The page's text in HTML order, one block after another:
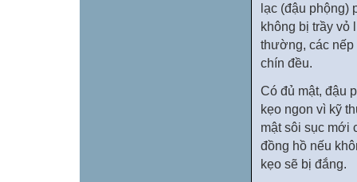
lạc (đậu phộng)
không bị trầy vỏ
thường, các
chín đều.
Có đủ mật, đậu
kẹo ngon vì kỹ
mật sôi sục mới
đồng hồ nếu
kẹo sẽ bị đắng.